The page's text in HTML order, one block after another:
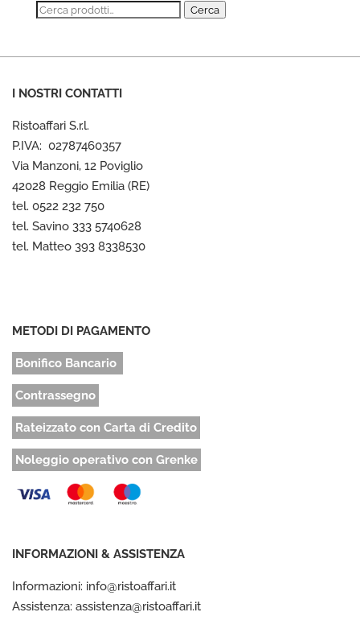
Cerca: Cerca
I NOSTRI CONTATTI
Ristoaffari S.r.l.
P.IVA: 02787460357
Via Manzoni, 12 Poviglio
42028 Reggio Emilia (RE)
tel. 0522 232 750
tel. Savino 333 5740628
tel. Matteo 393 8338530
METODI DI PAGAMENTO
Bonifico Bancario
Contrassegno
Rateizzato con Carta di Credito
Noleggio operativo con Grenke
INFORMAZIONI & ASSISTENZA
Informazioni: info@ristoaffari.it
Assistenza: assistenza@ristoaffari.it